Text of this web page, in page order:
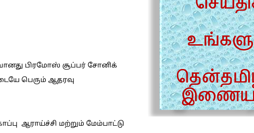
பிரமோஸ் சூப்பர் சோனிக்
பெரும் ஆதரவு
ஆராய்ச்சி மற்றும் மேம்பாட்டு